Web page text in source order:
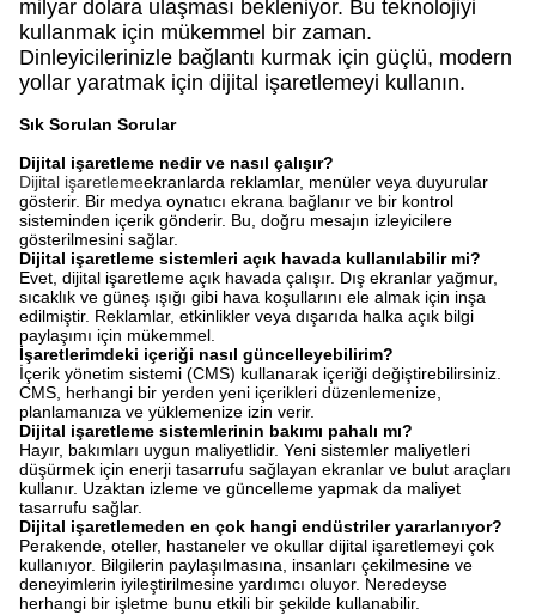
milyar dolara ulaşması bekleniyor. Bu teknolojiyi
kullanmak için mükemmel bir zaman.
Dinleyicilerinizle bağlantı kurmak için güçlü, modern
yollar yaratmak için dijital işaretlemeyi kullanın.
Sık Sorulan Sorular
Dijital işaretleme nedir ve nasıl çalışır?
Dijital işaretlemeekranlarda reklamlar, menüler veya duyurular
gösterir. Bir medya oynatıcı ekrana bağlanır ve bir kontrol
sisteminden içerik gönderir. Bu, doğru mesajın izleyicilere
gösterilmesini sağlar.
Dijital işaretleme sistemleri açık havada kullanılabilir mi?
Evet, dijital işaretleme açık havada çalışır. Dış ekranlar yağmur,
sıcaklık ve güneş ışığı gibi hava koşullarını ele almak için inşa
edilmiştir. Reklamlar, etkinlikler veya dışarıda halka açık bilgi
paylaşımı için mükemmel.
İşaretlerimdeki içeriği nasıl güncelleyebilirim?
İçerik yönetim sistemi (CMS) kullanarak içeriği değiştirebilirsiniz.
CMS, herhangi bir yerden yeni içerikleri düzenlemenize,
planlamanıza ve yüklemenize izin verir.
Dijital işaretleme sistemlerinin bakımı pahalı mı?
Hayır, bakımları uygun maliyetlidir. Yeni sistemler maliyetleri
düşürmek için enerji tasarrufu sağlayan ekranlar ve bulut araçları
kullanır. Uzaktan izleme ve güncelleme yapmak da maliyet
tasarrufu sağlar.
Dijital işaretlemeden en çok hangi endüstriler yararlanıyor?
Perakende, oteller, hastaneler ve okullar dijital işaretlemeyi çok
kullanıyor. Bilgilerin paylaşılmasına, insanları çekilmesine ve
deneyimlerin iyileştirilmesine yardımcı oluyor. Neredeyse
herhangi bir işletme bunu etkili bir şekilde kullanabilir.